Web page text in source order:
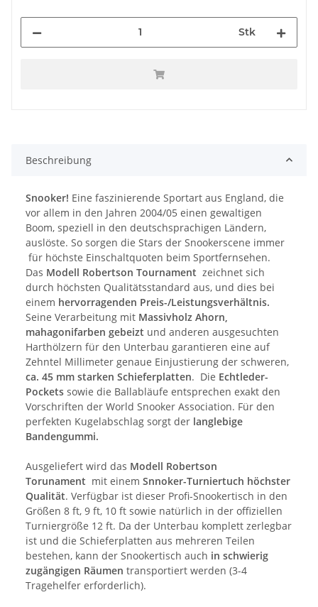
Stk
Beschreibung
Snooker! Eine faszinierende Sportart aus England, die
vor allem in den Jahren 2004/05 einen gewaltigen
Boom, speziell in den deutschsprachigen Ländern,
auslöste. So sorgen die Stars der Snookerscene immer
für höchste Einschaltquoten beim Sportfernsehen.
Das Modell Robertson Tournament zeichnet sich
durch höchsten Qualitätsstandard aus, und dies bei
einem hervorragenden Preis-/Leistungsverhältnis.
Seine Verarbeitung mit Massivholz Ahorn,
mahagonifarben gebeizt und anderen ausgesuchten
Harthölzern für den Unterbau garantieren eine auf
Zehntel Millimeter genaue Einjustierung der schweren,
ca. 45 mm starken Schieferplatten. Die Echtleder-
Pockets sowie die Ballabläufe entsprechen exakt den
Vorschriften der World Snooker Association. Für den
perfekten Kugelabschlag sorgt der langlebige
Bandengummi.
Ausgeliefert wird das Modell Robertson
Torunament mit einem Snnoker-Turniertuch höchster
Qualität. Verfügbar ist dieser Profi-Snookertisch in den
Größen 8 ft, 9 ft, 10 ft sowie natürlich in der offiziellen
Turniergröße 12 ft. Da der Unterbau komplett zerlegbar
ist und die Schieferplatten aus mehreren Teilen
bestehen, kann der Snookertisch auch in schwierig
zugängigen Räumen transportiert werden (3-4
Tragehelfer erforderlich).